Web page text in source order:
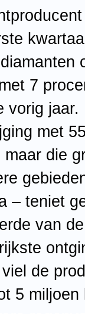
7
vorig
met
maar die
– teniet
van
de
5